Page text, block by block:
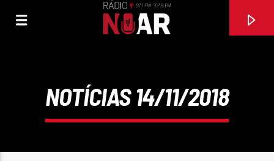
NOTÍCIAS 14/11/2018